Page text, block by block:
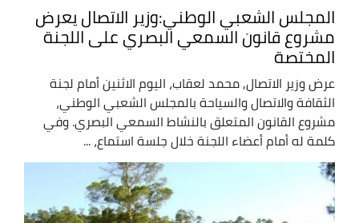
المجلس الشعبي الوطني:وزير الاتصال يعرض
مشروع قانون السمعي البصري على اللجنة
المختصة
عرض وزير الاتصال, محمد لعقاب، اليوم الاثنين أمام لجنة
الثقافة والاتصال والسياحة بالمجلس الشعبي الوطني،
مشروع القانون المتعلق بالنشاط السمعي البصري. وفي
كلمة له أمام أعضاء اللجنة خلال جلسة استماع، ...